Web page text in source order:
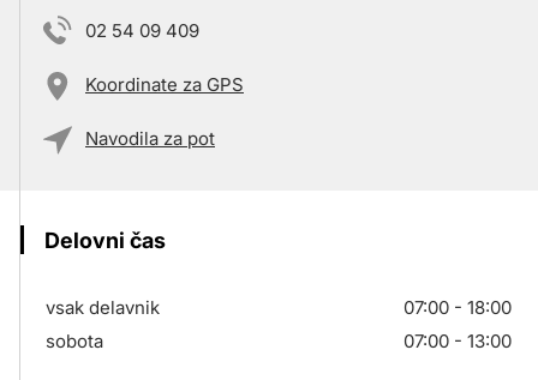
02 54 09 409
Koordinate za GPS
Navodila za pot
Delovni čas
vsak delavnik
07:00 - 18:00
sobota
07:00 - 13:00